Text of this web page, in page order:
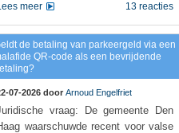
13 reacties
meer
de betaling van parkeergeld via een
QR-code als een bevrijdende
07-2026 door Arnoud Engelfriet
vraag: De gemeente Den
waarschuwde recent voor valse